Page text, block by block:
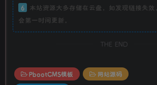
6
本站资源大多存储在云盘，如发现链接失效
会第一时间更新。
THE END
PbootCMS模板
网站源码